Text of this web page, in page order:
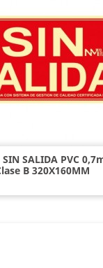
SIN SALIDA PVC
B 320X160MM
Vista rápida